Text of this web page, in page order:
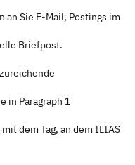
an Sie E-Mail, Postings im
Briefpost.
in Paragraph 1
dem Tag, an dem ILIAS